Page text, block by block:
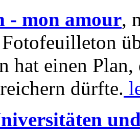
- mon amour,
hat einen Plan,
dürfte.